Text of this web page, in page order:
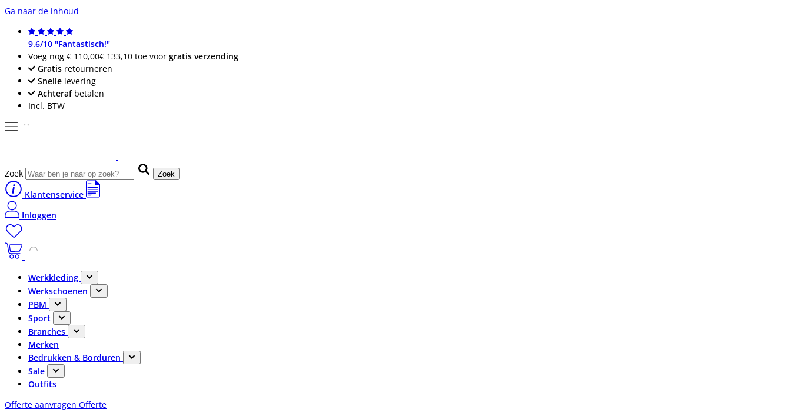
Ga naar de inhoud
9.6/10 "Fantastisch!"
Voeg nog € 110,00€ 133,10 toe voor gratis verzending
Gratis retourneren
Snelle levering
Achterafbetalen
Incl. BTW
Zoek Zoek
Klantenservice
Inloggen
Werkkleding
Werkschoenen
PBM
Sport
Branches
Merken
Bedrukken & Borduren
Sale
Outfits
Offerte aanvragen Offerte